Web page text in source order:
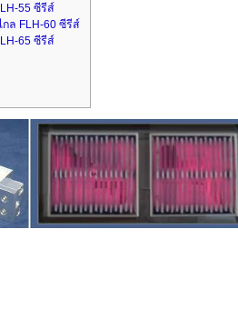
55 ซีรีส์
ล FLH-60 ซีรีส์
65 ซีรีส์